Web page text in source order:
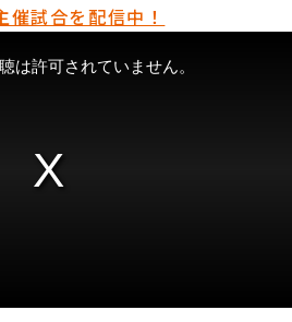
試合を配信中！